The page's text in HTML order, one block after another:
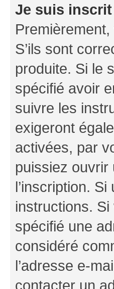
Je suis
S’ils sont
produite. Si le
spécifié avoir
suivre les
exigeront
activées, par
puissiez ouvrir
l’inscription.
instructions. Si
spécifié une
considéré
l’adresse e-
contacter un